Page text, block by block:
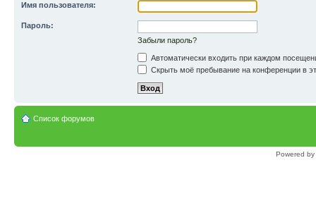
Имя пользователя:
Пароль:
Забыли пароль?
Автоматически входить при каждом
Скрыть моё пребывание на конференции в
Список форумов
Powered by